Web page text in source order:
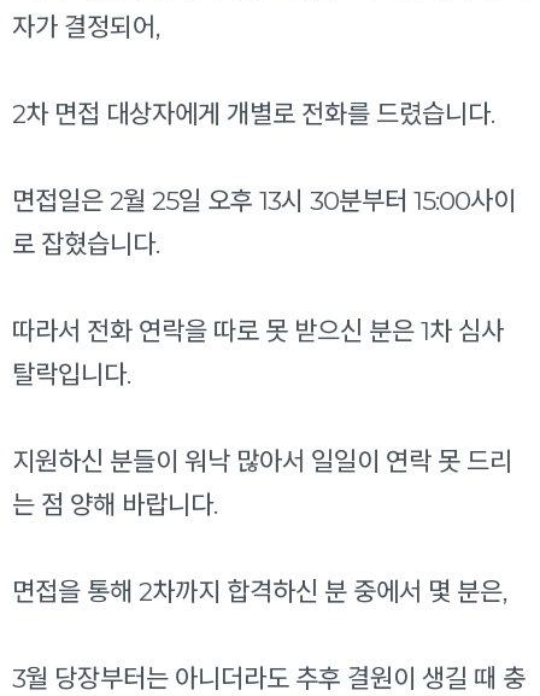
자가 결정되어,
2차 면접 대상자에게 개별로 전화를 드렸습니다.
면접일은 2월 25일 오후 13시 30분부터 15:00사이
로 잡혔습니다.
따라서 전화 연락을 따로 못 받으신 분은 1차 심사
탈락입니다.
지원하신 분들이 워낙 많아서 일일이 연락 못 드리
는 점 양해 바랍니다.
면접을 통해 2차까지 합격하신 분 중에서 몇 분은,
3월 당장부터는 아니더라도 추후 결원이 생길 때 충